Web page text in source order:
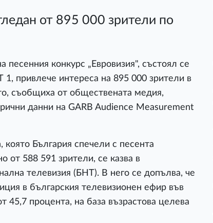
от 895 000 зрители по
конкурс „Евровизия", състоял се
привлече интереса на 895 000 зрители в
съобщиха от обществената медия,
данни на GARB Audience Measurement
която България спечели с песента
от 588 591 зрители, се казва в
телевизия (БНТ). В него се допълва, че
в българския телевизионен ефир във
45,7 процента, на база възрастова целева